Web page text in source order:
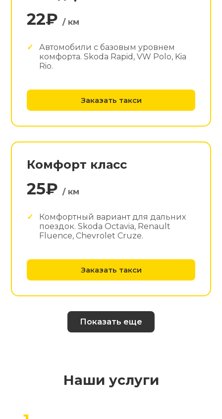
22₽/ км
Автомобили с базовым уровнем
комфорта. Skoda Rapid, VW Polo, Kia
Rio.
Заказать такси
Комфорт класс
25₽/ км
Комфортный вариант для дальних
поездок. Skoda Octavia, Renault
Fluence, Chevrolet Cruze.
Заказать такси
Показать еще
Наши услуги